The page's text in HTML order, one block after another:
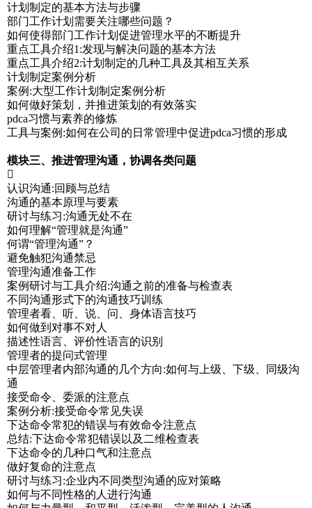
计划制定的基本方法与步骤
部门工作计划需要关注哪些问题？
如何使得部门工作计划促进管理水平的不断提升
重点工具介绍1:发现与解决问题的基本方法
重点工具介绍2:计划制定的几种工具及其相互关系
计划制定案例分析
案例:大型工作计划制定案例分析
如何做好策划，并推进策划的有效落实
pdca习惯与素养的修炼
工具与案例:如何在公司的日常管理中促进pdca习惯的形成
模块三、推进管理沟通，协调各类问题

认识沟通:回顾与总结
沟通的基本原理与要素
研讨与练习:沟通无处不在
如何理解“管理就是沟通”
何谓“管理沟通”？
避免触犯沟通禁忌
管理沟通准备工作
案例研讨与工具介绍:沟通之前的准备与检查表
不同沟通形式下的沟通技巧训练
管理者看、听、说、问、身体语言技巧
如何做到对事不对人
描述性语言、评价性语言的识别
管理者的提问式管理
中层管理者内部沟通的几个方向:如何与上级、下级、同级沟
通
接受命令、委派的注意点
案例分析:接受命令常见失误
下达命令常犯的错误与有效命令注意点
总结:下达命令常犯错误以及二维检查表
下达命令的几种口气和注意点
做好复命的注意点
研讨与练习:企业内不同类型沟通的应对策略
如何与不同性格的人进行沟通